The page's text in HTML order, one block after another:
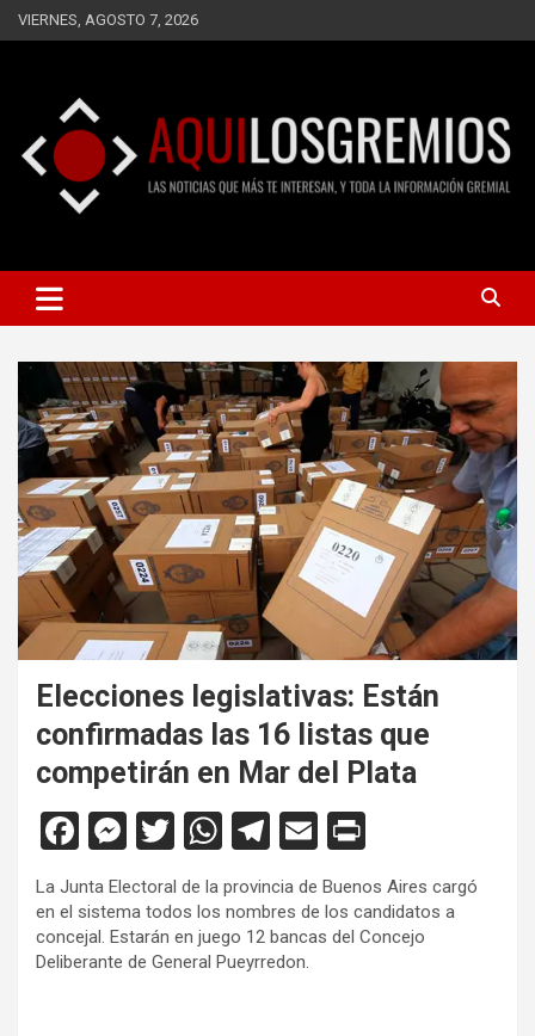
Saltar
al
VIERNES, AGOSTO 7, 2026
AQUÍ LOS GREMIOS
INFORMACIÓN GREMIAL
Elecciones legislativas: Están
confirmadas las 16 listas que
competirán en Mar del Plata
F
a
ce
b
o
M
es
se
n
g
T
wi
tt
er
W
at
s
A
T
el
e
gr
a
E
m
ail
in
tF
ri
La Junta Electoral de la provincia de Buenos Aires cargó
en el sistema todos los nombres de los candidatos a
concejal. Estarán en juego 12 bancas del Concejo
Deliberante de General Pueyrredon.